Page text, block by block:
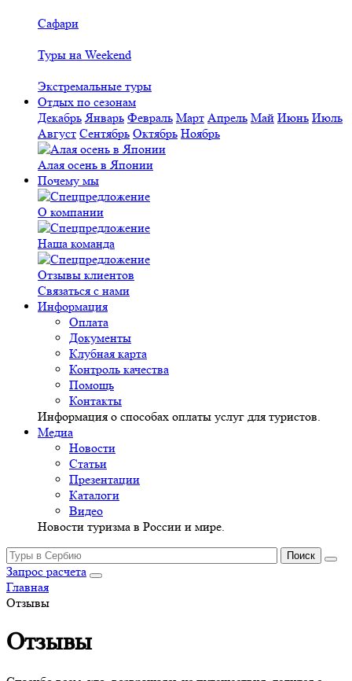
Сафари
Туры на Weekend
Экстремальные туры
Отдых по сезонам
Декабрь Январь Февраль Март Апрель Май Июнь Июль
Август Сентябрь Октябрь Ноябрь
Алая осень в Японии
Почему мы
О компании
Наша команда
Отзывы клиентов
Связаться с нами
Информация
Оплата
Документы
Клубная карта
Контроль качества
Помощь
Контакты
Информация о способах оплаты услуг для туристов.
Медиа
Новости
Статьи
Презентации
Каталоги
Видео
Новости туризма в России и мире.
Запрос расчета
Главная
Отзывы
Отзывы